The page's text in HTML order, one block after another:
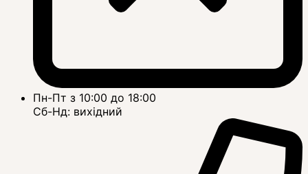
Пн-Пт з 10:00 до 18:00
Сб-Нд: вихідний